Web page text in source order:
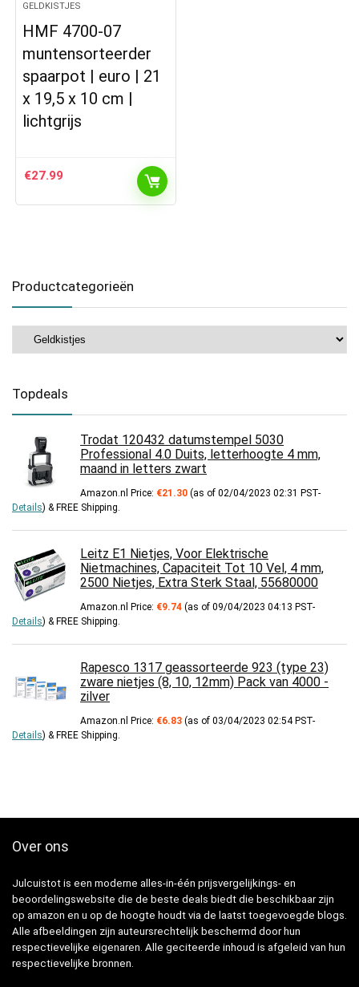
GELDKISTJES
HMF 4700-07
muntensorteerder
spaarpot | euro | 21
x 19,5 x 10 cm |
lichtgrijs
€27.99
Productcategorieën
Topdeals
Trodat 120432 datumstempel 5030
Professional 4.0 Duits, letterhoogte 4 mm,
maand in letters zwart
Amazon.nl Price: €21.30 (as of 02/04/2023 02:31 PST-
Details) & FREE Shipping.
Leitz E1 Nietjes, Voor Elektrische
Nietmachines, Capaciteit Tot 10 Vel, 4 mm,
2500 Nietjes, Extra Sterk Staal, 55680000
Amazon.nl Price: €9.74 (as of 09/04/2023 04:13 PST-
Details) & FREE Shipping.
Rapesco 1317 geassorteerde 923 (type 23)
zware nietjes (8, 10, 12mm) Pack van 4000 -
zilver
Amazon.nl Price: €6.83 (as of 03/04/2023 02:54 PST-
Details) & FREE Shipping.
Over ons
Julcuistot is een moderne alles-in-één prijsvergelijkings- en
beoordelingswebsite die de beste deals biedt die beschikbaar zijn
op amazon en u op de hoogte houdt via de laatst toegevoegde blogs.
Alle afbeeldingen zijn auteursrechtelijk beschermd door hun
respectievelijke eigenaren. Alle geciteerde inhoud is afgeleid van hun
respectievelijke bronnen.